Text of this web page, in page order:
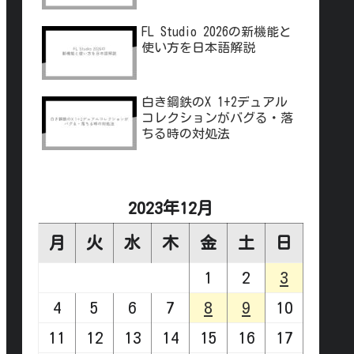
FL Studio 2026の新機能と
使い方を日本語解説
白き鋼鉄のX 1+2デュアル
コレクションがバグる・落
ちる時の対処法
2023年12月
月 火 水 木 金 土 日
1 2
3
4
5 6 7 8 9
10
11
12 13 14 15 16
17